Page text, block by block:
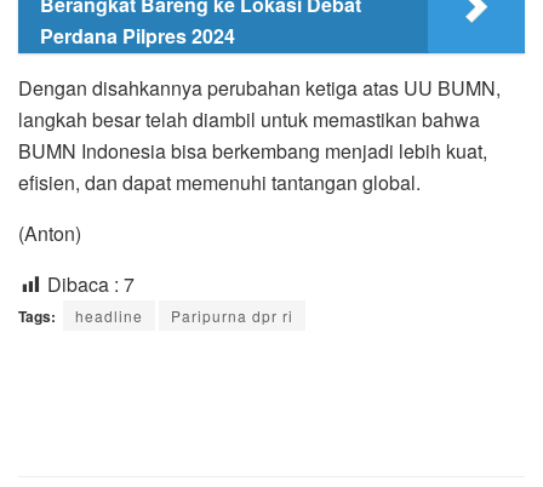
Perdana Pilpres 2024
Dengan disahkannya perubahan ketiga atas UU BUMN,
langkah besar telah diambil untuk memastikan bahwa
BUMN Indonesia bisa berkembang menjadi lebih kuat,
efisien, dan dapat memenuhi tantangan global.
(Anton)
Dibaca : 7
Tags: headline Paripurna dpr ri